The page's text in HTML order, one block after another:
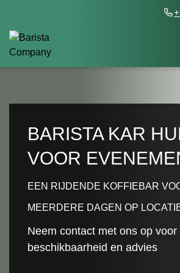
BARISTA KAR
VOOR
EEN RIJDENDE KOFFIEBAR
MEERDERE DAGEN OP
Neem contact met ons op voor
beschikbaarheid en advies
Bulli & The Ariba
Piaggio Coffee Trucks
Groovy Coffee truck
Coffee barn
Bedrukte koffiebekers
Infused water
Duurzaamheid
Bulli & The Ariba
Piaggio Coffee Trucks
Groovy Coffee truck
Coffee barn
Bedrukte koffiebekers
Infused water
Duurzaamheid